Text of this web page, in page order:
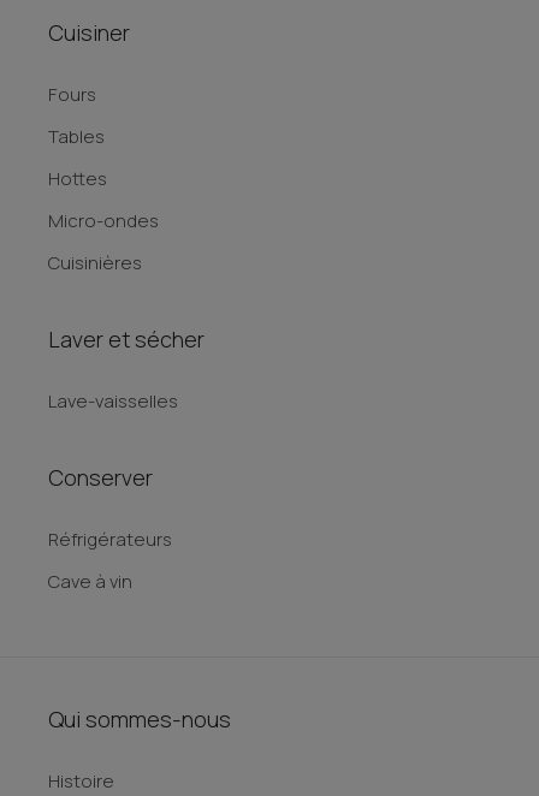
Cuisiner
Fours
Tables
Hottes
Micro-ondes
Cuisinières
Laver et sécher
Lave-vaisselles
Conserver
Réfrigérateurs
Cave à vin
Qui sommes-nous
Histoire